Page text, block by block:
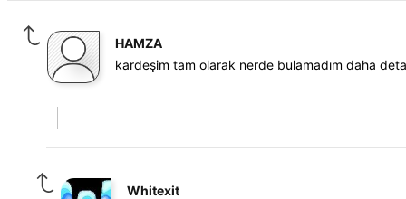
HAMZA
kardeşim tam olarak nerde bulamadım daha
Whitexit